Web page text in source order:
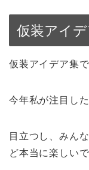
仮装アイデ
仮装アイデア集で
今年私が注目し
目立つし、みん
ど本当に楽しいで